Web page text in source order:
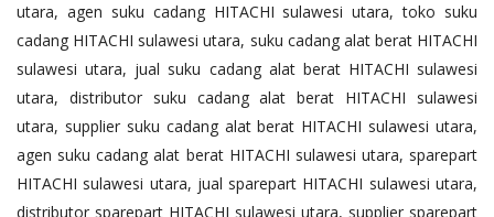
utara, agen suku cadang HITACHI sulawesi utara, toko suku
cadang HITACHI sulawesi utara, suku cadang alat berat HITACHI
sulawesi utara, jual suku cadang alat berat HITACHI sulawesi
utara, distributor suku cadang alat berat HITACHI sulawesi
utara, supplier suku cadang alat berat HITACHI sulawesi utara,
agen suku cadang alat berat HITACHI sulawesi utara, sparepart
HITACHI sulawesi utara, jual sparepart HITACHI sulawesi utara,
distributor sparepart HITACHI sulawesi utara, supplier sparepart